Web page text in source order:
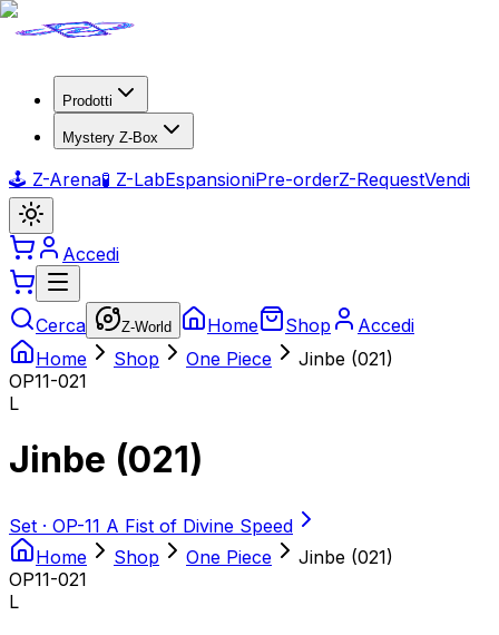
Prodotti
Mystery Z-Box
🕹️ Z-Arena🧪 Z-LabEspansioniPre-orderZ-RequestVendi
Accedi
Cerca Z-World Home Shop
Accedi
Home
Shop One Piece
Jinbe (021)
OP11-021
L
Jinbe (021)
Set · OP-11 A Fist of Divine Speed
Home
Shop One Piece
Jinbe (021)
OP11-021
L